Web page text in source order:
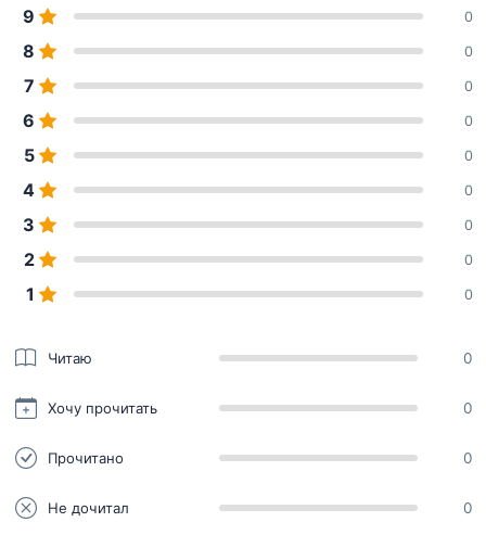
9 0
8 0
7 0
6 0
5 0
4 0
3 0
2 0
1 0
Читаю 0
Хочу прочитать 0
Прочитано 0
Не дочитал 0